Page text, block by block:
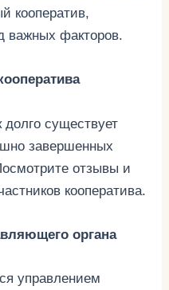
кооператив,
важных факторов.
долго существует
завершенных
отзывы и
кооператива.
органа
управлением